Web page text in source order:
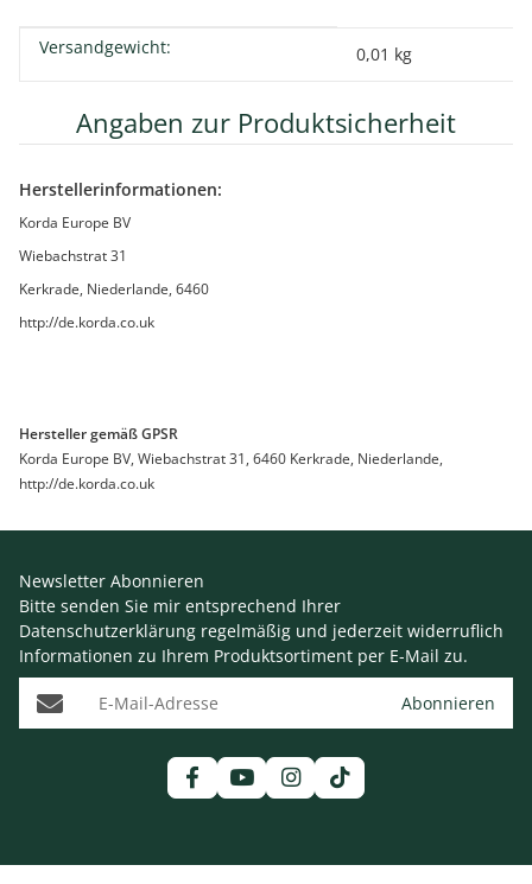
Produkteigenschaft
Wert
Versandgewicht: 0,01 kg
Angaben zur Produktsicherheit
Herstellerinformationen:
Korda Europe BV
Wiebachstrat 31
Kerkrade, Niederlande, 6460
http://de.korda.co.uk
Hersteller gemäß GPSR
Korda Europe BV, Wiebachstrat 31, 6460 Kerkrade, Niederlande,
http://de.korda.co.uk
Newsletter Abonnieren
Bitte senden Sie mir entsprechend Ihrer
Datenschutzerklärung regelmäßig und jederzeit widerruflich
Informationen zu Ihrem Produktsortiment per E-Mail zu.
E-Mail-Adresse Abonnieren